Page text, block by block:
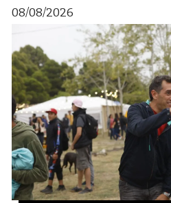
08/08/2026